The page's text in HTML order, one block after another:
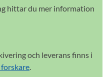
hittar du mer information
och leverans finns i
.